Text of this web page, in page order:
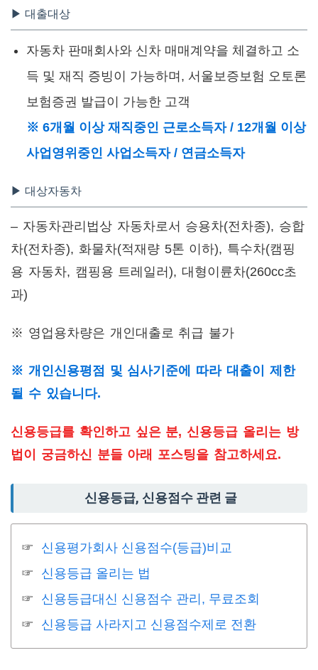
▶ 대출대상
자동차 판매회사와 신차 매매계약을 체결하고 소
득 및 재직 증빙이 가능하며, 서울보증보험 오토론
보험증권 발급이 가능한 고객
※ 6개월 이상 재직중인 근로소득자 / 12개월 이상
사업영위중인 사업소득자 / 연금소득자
▶ 대상자동차
– 자동차관리법상 자동차로서 승용차(전차종), 승합
차(전차종), 화물차(적재량 5톤 이하), 특수차(캠핑
용 자동차, 캠핑용 트레일러), 대형이륜차(260cc초
과)
※ 영업용차량은 개인대출로 취급 불가
※ 개인신용평점 및 심사기준에 따라 대출이 제한
될 수 있습니다.
신용등급를 확인하고 싶은 분, 신용등급 올리는 방
법이 궁금하신 분들 아래 포스팅을 참고하세요.
신용등급, 신용점수 관련 글
신용평가회사 신용점수(등급)비교
신용등급 올리는 법
신용등급대신 신용점수 관리, 무료조회
신용등급 사라지고 신용점수제로 전환